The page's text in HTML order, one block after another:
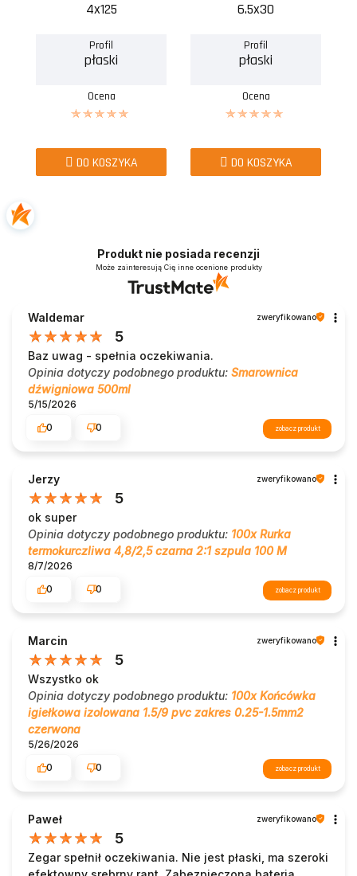
4x125
Profil
płaski
Ocena
DO KOSZYKA
6.5x30
Profil
płaski
Ocena
DO KOSZYKA
Produkt nie posiada recenzji
Może zainteresują Cię inne ocenione produkty
Waldemar zweryfikowano
5
Baz uwag - spełnia oczekiwania.
Opinia dotyczy podobnego produktu: Smarownica
dźwigniowa 500ml
5/15/2026
0
0 zobacz produkt
Jerzy zweryfikowano
5
ok super
Opinia dotyczy podobnego produktu: 100x Rurka
termokurczliwa 4,8/2,5 czarna 2:1 szpula 100 M
8/7/2026
0
0 zobacz produkt
Marcin zweryfikowano
5
Wszystko ok
Opinia dotyczy podobnego produktu: 100x Końcówka
igiełkowa izolowana 1.5/9 pvc zakres 0.25-1.5mm2
czerwona
5/26/2026
0
0 zobacz produkt
Paweł zweryfikowano
5
Zegar spełnił oczekiwania. Nie jest płaski, ma szeroki